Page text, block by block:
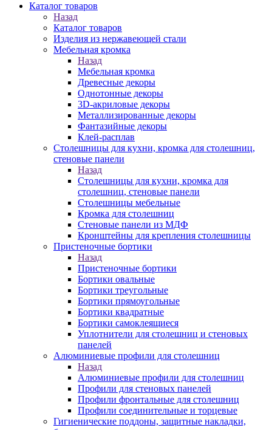
Каталог товаров
Назад
Каталог товаров
Изделия из нержавеющей стали
Мебельная кромка
Назад
Мебельная кромка
Древесные декоры
Однотонные декоры
3D-акриловые декоры
Металлизированные декоры
Фантазийные декоры
Клей-расплав
Столешницы для кухни, кромка для столешниц,
стеновые панели
Назад
Столешницы для кухни, кромка для
столешниц, стеновые панели
Столешницы мебельные
Кромка для столешниц
Стеновые панели из МДФ
Кронштейны для крепления столешницы
Пристеночные бортики
Назад
Пристеночные бортики
Бортики овальные
Бортики треугольные
Бортики прямоугольные
Бортики квадратные
Бортики самоклеящиеся
Уплотнители для столешниц и стеновых
панелей
Алюминиевые профили для столешниц
Назад
Алюминиевые профили для столешниц
Профили для стеновых панелей
Профили фронтальные для столешниц
Профили соединительные и торцевые
Гигиенические поддоны, защитные накладки,